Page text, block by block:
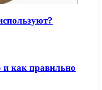
и как правильно